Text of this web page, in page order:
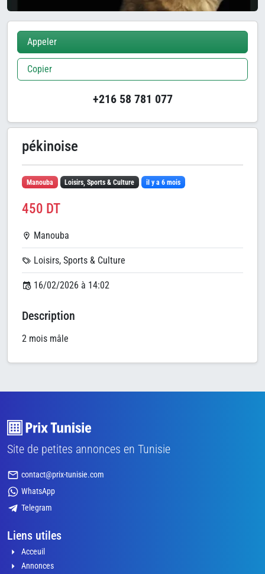
Appeler
Copier
+216 58 781 077
pékinoise
Manouba Loisirs, Sports & Culture il y a 6 mois
450 DT
Manouba
Loisirs, Sports & Culture
16/02/2026 à 14:02
Description
2 mois mâle
Site de petites annonces en Tunisie
contact@prix-tunisie.com
WhatsApp
Telegram
Liens utiles
Acceuil
Annonces